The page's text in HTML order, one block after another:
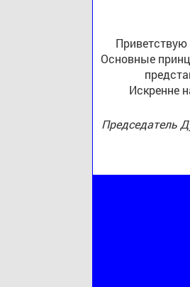
Основные
Искренне
Председатель